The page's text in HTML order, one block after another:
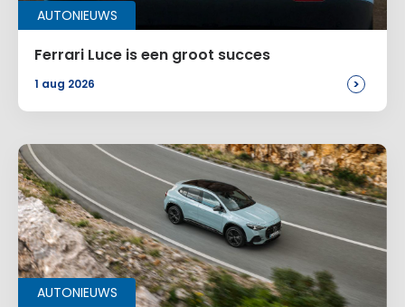
AUTONIEUWS
Ferrari Luce is een groot succes
1 aug 2026 >
AUTONIEUWS